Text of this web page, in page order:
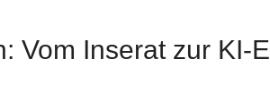
Ferien & Reisen
Freizeit & Unterhaltung
Hotellerie
Vom Inserat zur KI-